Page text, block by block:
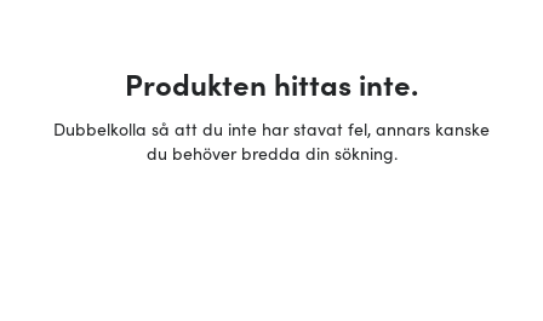
Produkten hittas inte.
Dubbelkolla så att du inte har stavat fel, annars kanske
du behöver bredda din sökning.